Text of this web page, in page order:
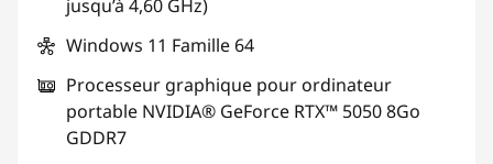
jusqu’à 4,60 GHz)
Windows 11 Famille 64
Processeur graphique pour ordinateur
portable NVIDIA® GeForce RTX™ 5050 8Go
GDDR7